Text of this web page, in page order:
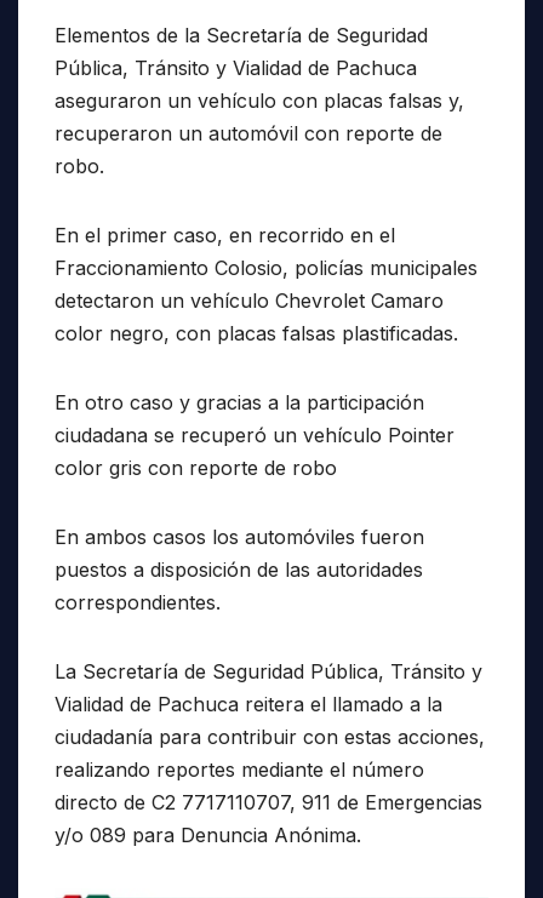
Elementos de la Secretaría de Seguridad
Pública, Tránsito y Vialidad de Pachuca
aseguraron un vehículo con placas falsas y,
recuperaron un automóvil con reporte de
robo.
En el primer caso, en recorrido en el
Fraccionamiento Colosio, policías municipales
detectaron un vehículo Chevrolet Camaro
color negro, con placas falsas plastificadas.
En otro caso y gracias a la participación
ciudadana se recuperó un vehículo Pointer
color gris con reporte de robo
En ambos casos los automóviles fueron
puestos a disposición de las autoridades
correspondientes.
La Secretaría de Seguridad Pública, Tránsito y
Vialidad de Pachuca reitera el llamado a la
ciudadanía para contribuir con estas acciones,
realizando reportes mediante el número
directo de C2 7717110707, 911 de Emergencias
y/o 089 para Denuncia Anónima.